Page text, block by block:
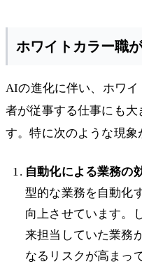
ホワイトカラー職
AIの進化に伴い、ホワ
者が従事する仕事にも大
す。特に次のような現象
自動化による業務の
型的な業務を自動化
向上させています。
来担当していた業務
なるリスクが高まっ